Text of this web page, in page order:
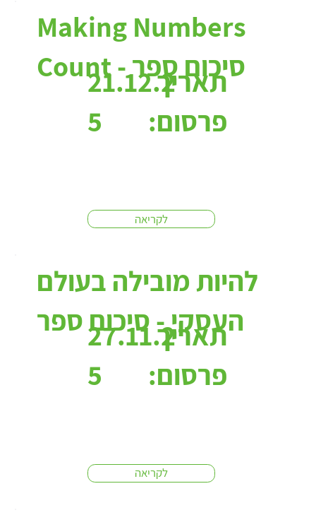
Making Numbers
Count - סיכום ספר
לקריאה
21.12.2
5
תאריך
פרסום:
להיות מובילה בעולם
העסקי - סיכום ספר
לקריאה
27.11.2
5
תאריך
פרסום: